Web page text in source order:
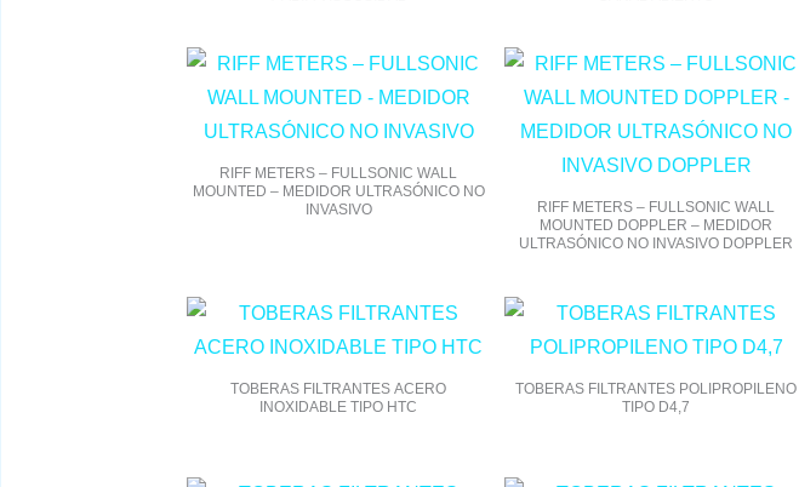
RIFF METERS – FULLSONIC WALL
MOUNTED – MEDIDOR ULTRASÓNICO NO
INVASIVO
RIFF METERS – FULLSONIC WALL
MOUNTED DOPPLER – MEDIDOR
ULTRASÓNICO NO INVASIVO DOPPLER
TOBERAS FILTRANTES ACERO
INOXIDABLE TIPO HTC
TOBERAS FILTRANTES POLIPROPILENO
TIPO D4,7